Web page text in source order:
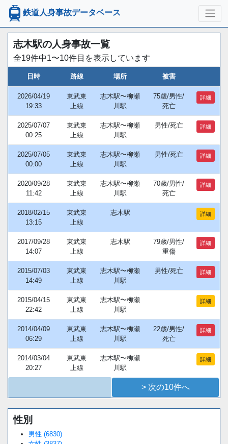
鉄道人身事故データベース
志木駅の人身事故一覧
全19件中1〜10件目を表示しています
日時 路線 場所 被害
2026/04/19
19:33
東武東
上線
志木駅〜柳瀬
川駅
75歳/男性/
死亡
詳細
2025/07/07
00:25
東武東
上線
志木駅〜柳瀬
川駅
男性/死亡 詳細
2025/07/05
00:00
東武東
上線
志木駅〜柳瀬
川駅
男性/死亡 詳細
2020/09/28
11:42
東武東
上線
志木駅〜柳瀬
川駅
70歳/男性/
死亡
詳細
2018/02/15
13:15
東武東
上線
志木駅 詳細
2017/09/28
14:07
東武東
上線
志木駅
79歳/男性/
重傷
詳細
2015/07/03
14:49
東武東
上線
志木駅〜柳瀬
川駅
男性/死亡 詳細
2015/04/15
22:42
東武東
上線
志木駅〜柳瀬
川駅
詳細
2014/04/09
06:29
東武東
上線
志木駅〜柳瀬
川駅
22歳/男性/
死亡
詳細
2014/03/04
20:27
東武東
上線
志木駅〜柳瀬
川駅
詳細
> 次の10件へ
Unmute
性別
男性 (6830)